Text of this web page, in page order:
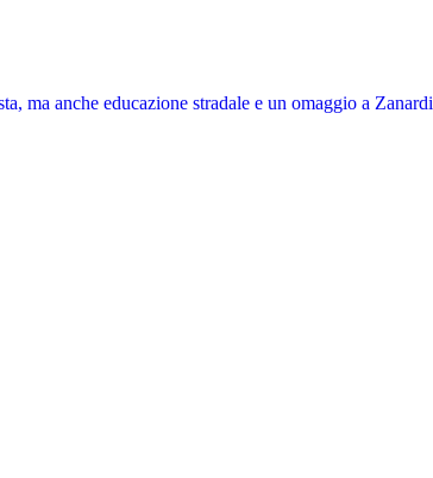
ma anche educazione stradale e un omaggio a Zanardi